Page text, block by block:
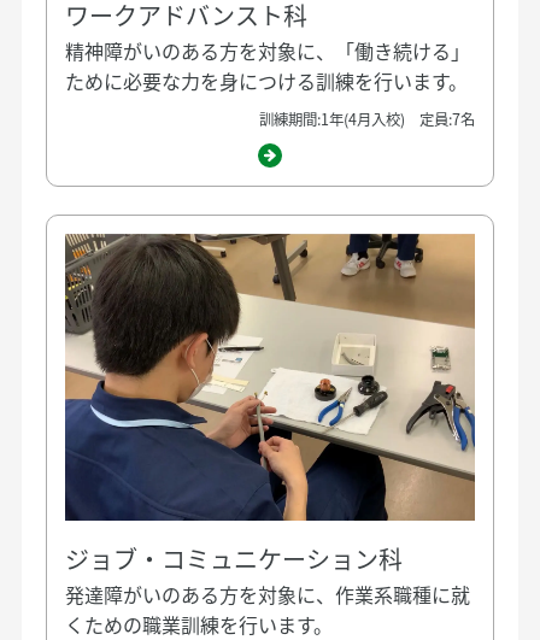
ワークアドバンスト科
精神障がいのある方を対象に、「働き続ける」
ために必要な力を身につける訓練を行います。
訓練期間:1年(4月入校) 定員:7名
ジョブ・コミュニケーション科
発達障がいのある方を対象に、作業系職種に就
くための職業訓練を行います。